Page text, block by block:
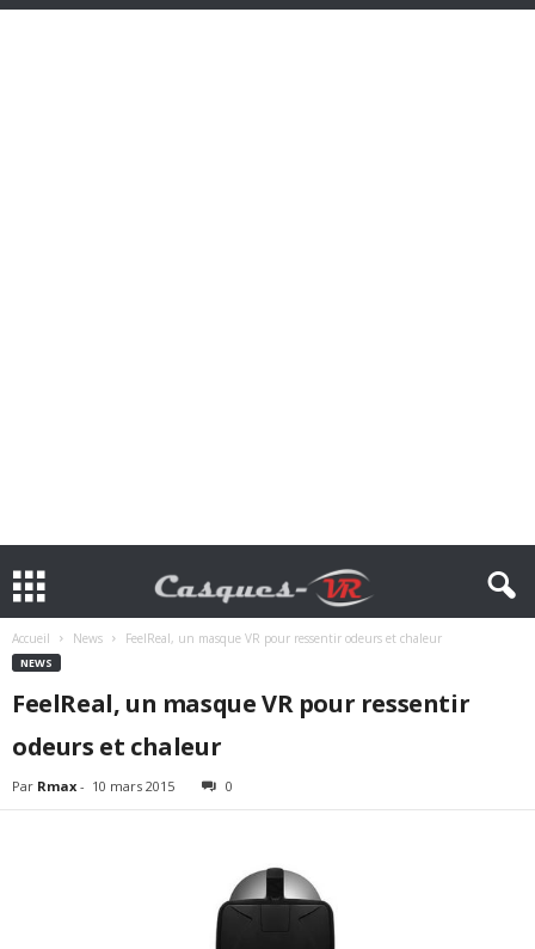
Accueil News FeelReal, un masque VR pour ressentir odeurs et chaleur
NEWS
FeelReal, un masque VR pour ressentir
odeurs et chaleur
Par Rmax - 10 mars 2015 0